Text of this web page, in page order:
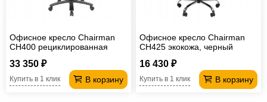
Офисное кресло Chairman
CH400 рециклированная
33 350 ₽
В корзину
Купить в 1 клик
Офисное кресло Chairman
CH425 экокожа, черный
16 430 ₽
В корзину
Купить в 1 клик